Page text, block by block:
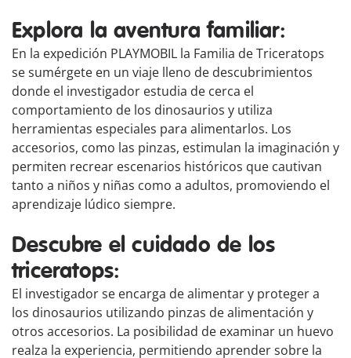
Explora la aventura familiar:
En la expedición PLAYMOBIL la Familia de Triceratops
se sumérgete en un viaje lleno de descubrimientos
donde el investigador estudia de cerca el
comportamiento de los dinosaurios y utiliza
herramientas especiales para alimentarlos. Los
accesorios, como las pinzas, estimulan la imaginación y
permiten recrear escenarios históricos que cautivan
tanto a niños y niñas como a adultos, promoviendo el
aprendizaje lúdico siempre.
Descubre el cuidado de los
triceratops:
El investigador se encarga de alimentar y proteger a
los dinosaurios utilizando pinzas de alimentación y
otros accesorios. La posibilidad de examinar un huevo
realza la experiencia, permitiendo aprender sobre la